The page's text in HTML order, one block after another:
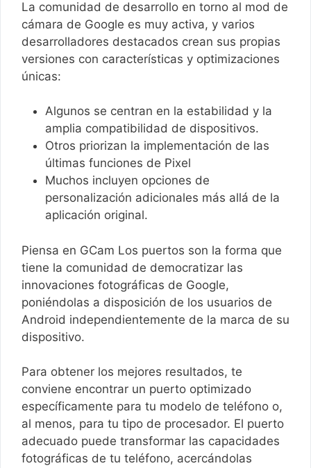
La comunidad de desarrollo en torno al mod de
cámara de Google es muy activa, y varios
desarrolladores destacados crean sus propias
versiones con características y optimizaciones
únicas:
Algunos se centran en la estabilidad y la
amplia compatibilidad de dispositivos.
Otros priorizan la implementación de las
últimas funciones de Pixel
Muchos incluyen opciones de
personalización adicionales más allá de la
aplicación original.
Piensa en GCam Los puertos son la forma que
tiene la comunidad de democratizar las
innovaciones fotográficas de Google,
poniéndolas a disposición de los usuarios de
Android independientemente de la marca de su
dispositivo.
Para obtener los mejores resultados, te
conviene encontrar un puerto optimizado
específicamente para tu modelo de teléfono o,
al menos, para tu tipo de procesador. El puerto
adecuado puede transformar las capacidades
fotográficas de tu teléfono, acercándolas